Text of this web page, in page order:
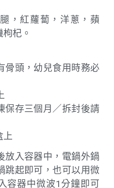
，紅蘿蔔，洋蔥，蘋
杞。
骨頭，幼兒食用時務必
保存三個月／拆封後請
上
放入容器中，電鍋外鍋
跳起即可，也可以用微
容器中微波1分鐘即可